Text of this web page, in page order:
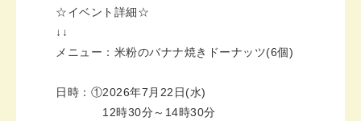
☆イベント詳細☆
↓↓
メニュー：米粉のバナナ焼きドーナッツ(6個)
日時：①2026年7月22日(水)
12時30分～14時30分